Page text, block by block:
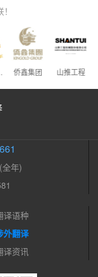
侨鑫集团 山推工程
年)
译语种
外翻译
译资讯